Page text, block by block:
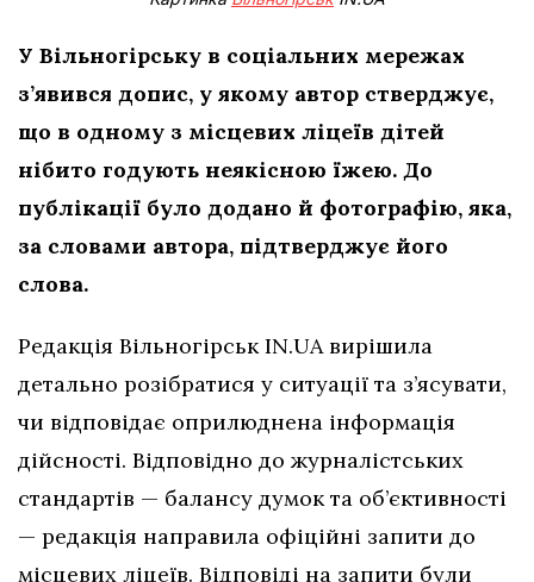
У Вільногірську в соціальних мережах
з’явився допис, у якому автор стверджує,
що в одному з місцевих ліцеїв дітей
нібито годують неякісною їжею. До
публікації було додано й фотографію, яка,
за словами автора, підтверджує його
слова.
Редакція Вільногірськ IN.UA вирішила
детально розібратися у ситуації та з’ясувати,
чи відповідає оприлюднена інформація
дійсності. Відповідно до журналістських
стандартів — балансу думок та об’єктивності
— редакція направила офіційні запити до
місцевих ліцеїв. Відповіді на запити були